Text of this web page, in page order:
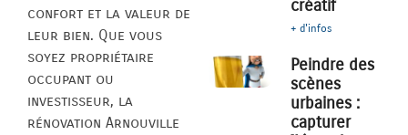
confort et la valeur de
leur bien. Que vous
soyez propriétaire
occupant ou
investisseur, la
rénovation Arnouville
créatif
+ d'infos
Peindre des
scènes
urbaines :
capturer